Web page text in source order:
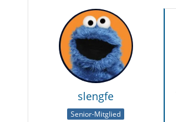
slengfe
Senior-Mitglied